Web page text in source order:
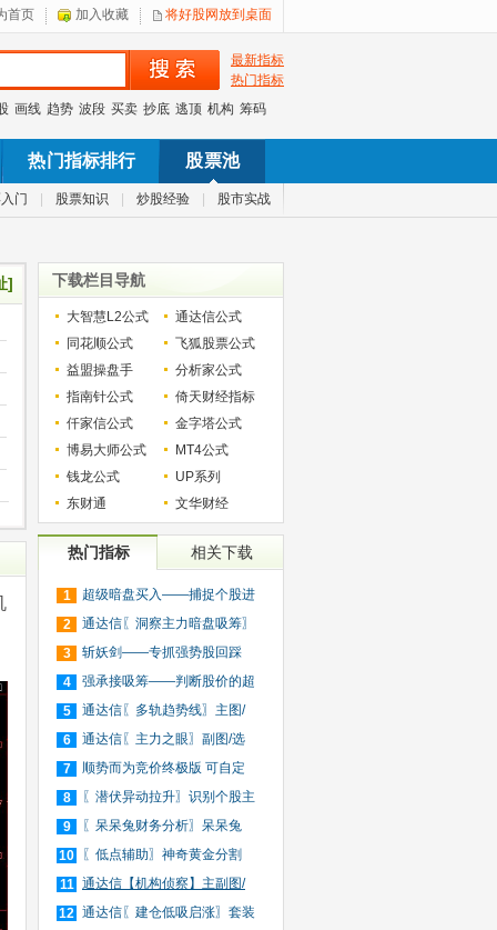
首页 加入收藏 将好股网放到桌面
最新指标
热门指标
画线 趋势 波段 买卖 抄底 逃顶 机构 筹码
热门指标排行 股票池
门 股票知识 炒股经验 股市实战
] 下载栏目导航
大智慧L2公式
通达信公式
同花顺公式
飞狐股票公式
益盟操盘手
分析家公式
指南针公式
倚天财经指标
仟家信公式
金字塔公式
博易大师公式
MT4公式
钱龙公式
UP系列
东财通
文华财经
热门指标 相关下载
1
超级暗盘买入——捕捉个股进
入
2
通达信〖洞察主力暗盘吸筹〗
捕
3
斩妖剑——专抓强势股回踩
20日
4
强承接吸筹——判断股价的超
买
5
通达信〖多轨趋势线〗主图/
选
6
通达信〖主力之眼〗副图/选
股
7
顺势而为竞价终极版 可自定
义
8
〖潜伏异动拉升〗识别个股主
力
9
〖呆呆兔财务分析〗呆呆兔
F10
10
〖低点辅助〗神奇黄金分割
+趋
11 通达信【机构侦察】主副图/
选
12 通达信〖建仓低吸启涨〗套装